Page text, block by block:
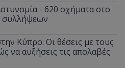
- 620 οχήματα στο
συλλήψεων
Κύπρο: Οι θέσεις με τους
να αυξήσεις τις απολαβές